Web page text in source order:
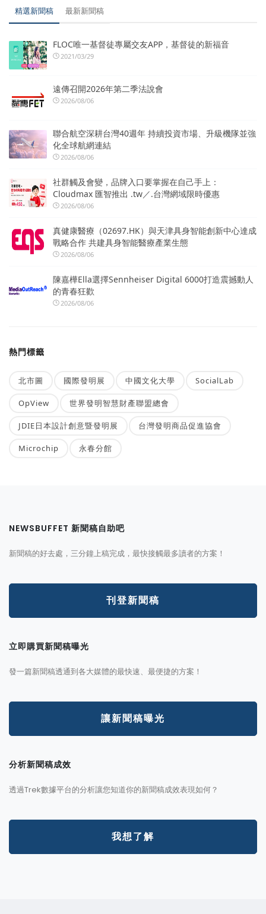
精選新聞稿 最新新聞稿
FLOC唯一基督徒專屬交友APP，基督徒的新福音
2021/03/29
遠傳召開2026年第二季法說會
2026/08/06
聯合航空深耕台灣40週年 持續投資市場、升級機隊並強
化全球航網連結
2026/08/06
社群觸及會變，品牌入口要掌握在自己手上：
Cloudmax 匯智推出 .tw／.台灣網域限時優惠
2026/08/06
真健康醫療（02697.HK）與天津具身智能創新中心達成
戰略合作 共建具身智能醫療產業生態
2026/08/06
陳嘉樺Ella選擇Sennheiser Digital 6000打造震撼動人
的青春狂歡
2026/08/06
熱門標籤
北市圖 國際發明展 中國文化大學 SocialLab
OpView 世界發明智慧財產聯盟總會
JDIE日本設計創意暨發明展 台灣發明商品促進協會
Microchip 永春分館
NEWSBUFFET 新聞稿自助吧
新聞稿的好去處，三分鐘上稿完成，最快接觸最多讀者的方案！
刊登新聞稿
立即購買新聞稿曝光
發一篇新聞稿透通到各大媒體的最快速、最便捷的方案！
讓新聞稿曝光
分析新聞稿成效
透過Trek數據平台的分析讓您知道你的新聞稿成效表現如何？
我想了解